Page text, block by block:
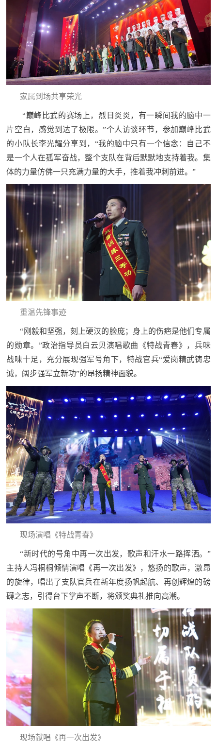
红
旅
关
于
我
们
家属到场共享荣光
“巅峰比武的赛场上，烈日炎炎，有一瞬间我的脑中一
片空白，感觉到达了极限。”个人访谈环节，参加巅峰比武
的小队长李光耀分享到，“我的脑中只有一个信念：自己不
是一个人在孤军奋战，整个支队在背后默默地支持着我。集
体的力量仿佛一只充满力量的大手，推着我冲刺前进。”
重温先锋事迹
“刚毅和坚强，刻上硬汉的脸庞；身上的伤疤是他们专属
的勋章。”政治指导员白云贝演唱歌曲《特战青春》，兵味
战味十足，充分展现强军号角下，特战官兵“爱岗精武铸忠
诚，阔步强军立新功”的昂扬精神面貌。
现场演唱《特战青春》
“新时代的号角中再一次出发，歌声和汗水一路挥洒。”
主持人冯桐桐倾情演唱《再一次出发》，悠扬的歌声，激昂
的旋律，唱出了支队官兵在新年度扬帆起航、再创辉煌的磅
礴之志，引得台下掌声不断，将颁奖典礼推向高潮。
现场献唱《再一次出发》